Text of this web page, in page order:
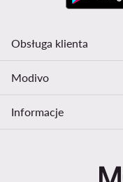
Obsługa klienta
Modivo
Informacje